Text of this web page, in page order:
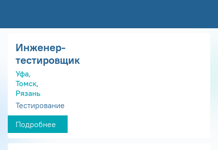
Инженер-
тестировщик
Уфа,
Томск,
Рязань
Тестирование
Подробнее